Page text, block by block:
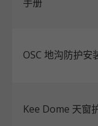
OSC 地沟防护安
Kee Dome 天窗